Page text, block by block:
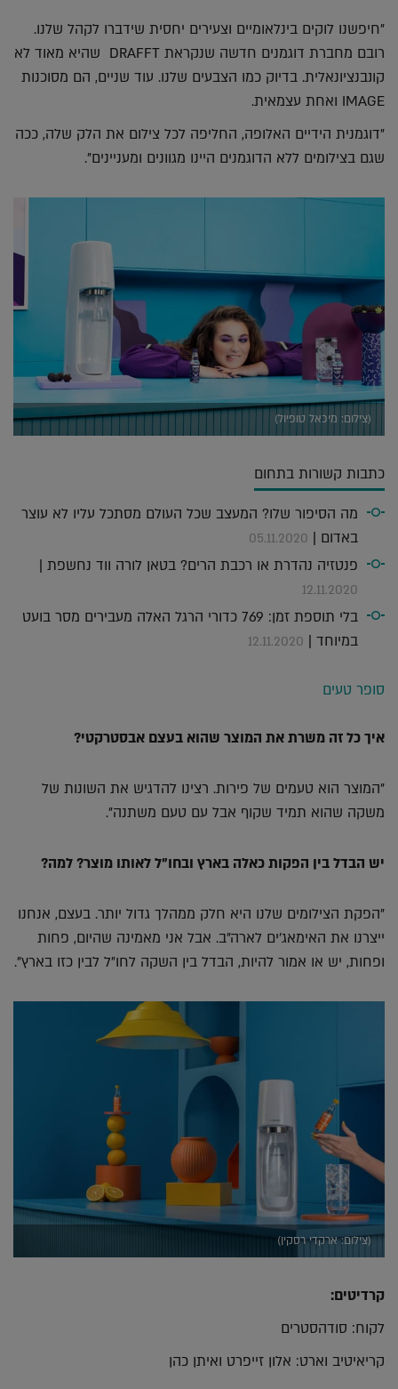
"חיפשנו לוקים בינלאומיים וצעירים יחסית שידברו לקהל שלנו.
רובם מחברת דוגמנים חדשה שנקראת DRAFFT שהיא מאוד לא
קונבנציונאלית. בדיוק כמו הצבעים שלנו. עוד שניים, הם מסוכנות
IMAGE ואחת עצמאית.
"דוגמנית הידיים האלופה, החליפה לכל צילום את הלק שלה, ככה
שגם בצילומים ללא הדוגמנים היינו מגוונים ומעניינים".
(צילום: מיכאל טופיול)
כתבות קשורות בתחום
מה הסיפור שלו? המעצב שכל העולם מסתכל עליו לא עוצר
באדום | 05.11.2020
פנטזיה נהדרת או רכבת הרים? בטאן לורה ווד נחשפת |
12.11.2020
בלי תוספת זמן: 769 כדורי הרגל האלה מעבירים מסר בועט
במיוחד | 12.11.2020
סופר טעים
איך כל זה משרת את המוצר שהוא בעצם אבסטרקטי?
"המוצר הוא טעמים של פירות. רצינו להדגיש את השונות של
משקה שהוא תמיד שקוף אבל עם טעם משתנה".
יש הבדל בין הפקות כאלה בארץ ובחו"ל לאותו מוצר? למה?
"הפקת הצילומים שלנו היא חלק ממהלך גדול יותר. בעצם, אנחנו
ייצרנו את האימאג׳ים לארה"ב. אבל אני מאמינה שהיום, פחות
ופחות, יש או אמור להיות, הבדל בין השקה לחו״ל לבין כזו בארץ".
(צילום: ארקדי רסקין)
קרדיטים:
לקוח: סודהסטרים
קריאיטיב וארט: אלון זייפרט ואיתן כהן